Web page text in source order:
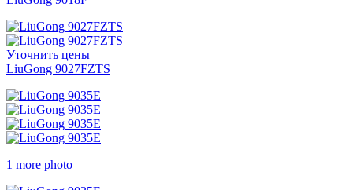
Уточнить цены
LiuGong 9027FZTS
1 more photo